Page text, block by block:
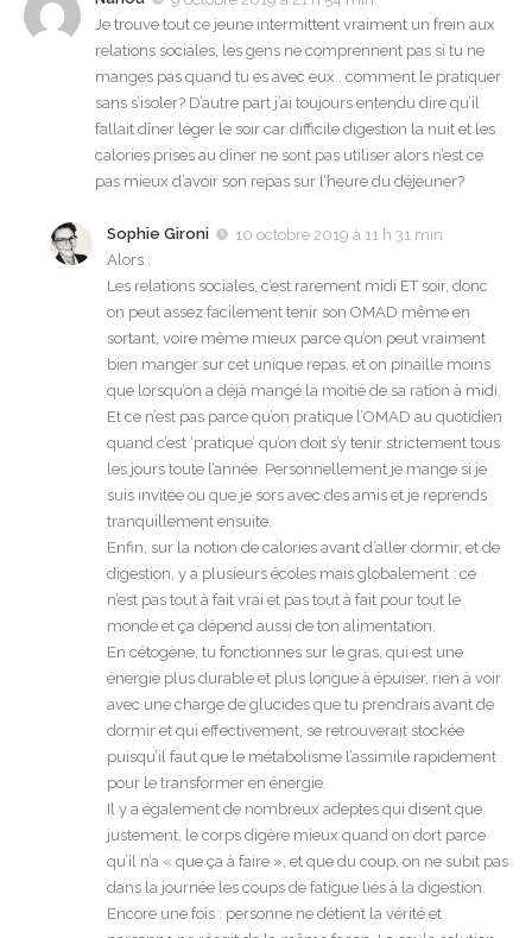
Je trouve tout ce jeune intermittent vraiment un frein aux
relations sociales, les gens ne comprennent pas si tu ne
manges pas quand tu es avec eux.. comment le pratiquer
sans s’isoler? D’autre part j’ai toujours entendu dire qu’il
fallait dîner léger le soir car difficile digestion la nuit et les
calories prises au dîner ne sont pas utiliser alors n’est ce
pas mieux d’avoir son repas sur l’heure du déjeuner?
Sophie Gironi
10 octobre 2019 à 11 h 31 min
Alors :
Les relations sociales, c’est rarement midi ET soir, donc
on peut assez facilement tenir son OMAD même en
sortant, voire même mieux parce qu’on peut vraiment
bien manger sur cet unique repas, et on pinaille moins
que lorsqu’on a déjà mangé la moitié de sa ration à midi.
Et ce n’est pas parce qu’on pratique l’OMAD au quotidien
quand c’est ‘pratique’ qu’on doit s’y tenir strictement tous
les jours toute l’année. Personnellement je mange si je
suis invitée ou que je sors avec des amis et je reprends
tranquillement ensuite.
Enfin, sur la notion de calories avant d’aller dormir, et de
digestion, y a plusieurs écoles mais globalement : ce
n’est pas tout à fait vrai et pas tout à fait pour tout le
monde et ça dépend aussi de ton alimentation.
En cétogène, tu fonctionnes sur le gras, qui est une
énergie plus durable et plus longue à épuiser, rien à voir
avec une charge de glucides que tu prendrais avant de
dormir et qui effectivement, se retrouverait stockée
puisqu’il faut que le métabolisme l’assimile rapidement
pour le transformer en énergie.
Il y a également de nombreux adeptes qui disent que
justement, le corps digère mieux quand on dort parce
qu’il n’a « que ça à faire », et que du coup, on ne subit pas
dans la journée les coups de fatigue liés à la digestion.
Encore une fois : personne ne détient la vérité et